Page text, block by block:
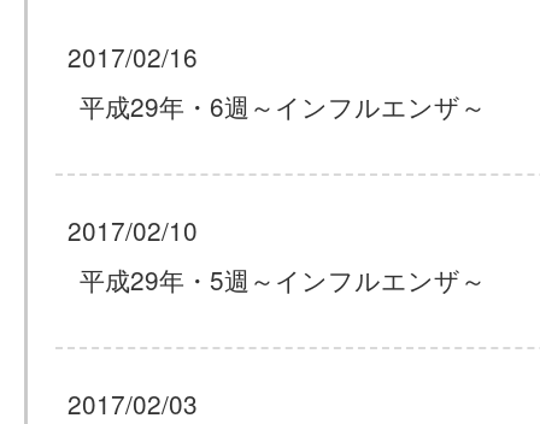
2017/02/16
平成29年・6週～インフルエンザ～
2017/02/10
平成29年・5週～インフルエンザ～
2017/02/03